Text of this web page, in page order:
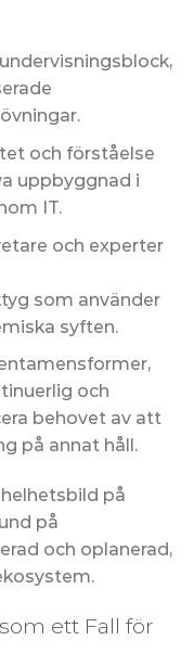
och förståelse
uppbyggnad i
IT.
och experter
som använder
syften.
och
behovet av att
på annat håll.
på
på
och oplanerad,
ett Fall för